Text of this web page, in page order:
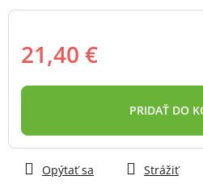
21,40 €
cena:
PRIDAŤ DO
Opýtať sa Strážiť